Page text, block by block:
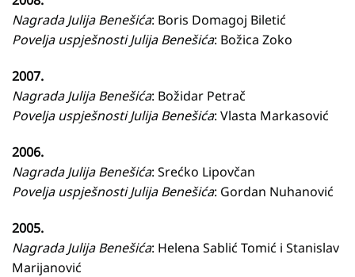
Nagrada Julija Benešića: Boris Domagoj Biletić
Povelja uspješnosti Julija Benešića: Božica Zoko
2007.
Nagrada Julija Benešića: Božidar Petrač
Povelja uspješnosti Julija Benešića: Vlasta Markasović
2006.
Nagrada Julija Benešića: Srećko Lipovčan
Povelja uspješnosti Julija Benešića: Gordan Nuhanović
2005.
Nagrada Julija Benešića: Helena Sablić Tomić i Stanislav
Marijanović